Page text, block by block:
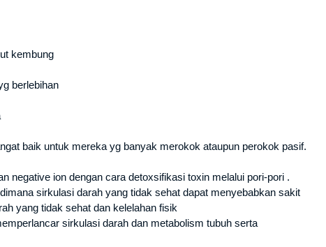
kembung
berlebihan
baik untuk mereka yg banyak merokok ataupun perokok pasif.
negative ion dengan cara detoxsifikasi toxin melalui pori-pori .
sirkulasi darah yang tidak sehat dapat menyebabkan sakit
yang tidak sehat dan kelelahan fisik
sirkulasi darah dan metabolism tubuh serta